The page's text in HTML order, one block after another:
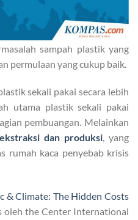
sampah plastik yang
permulaan yang cukup baik.
sekali pakai secara lebih
utama plastik sekali pakai
pembuangan. Melainkan
dan produksi, yang
rumah kaca penyebab krisis
& Climate: The Hidden Costs
oleh the Center International